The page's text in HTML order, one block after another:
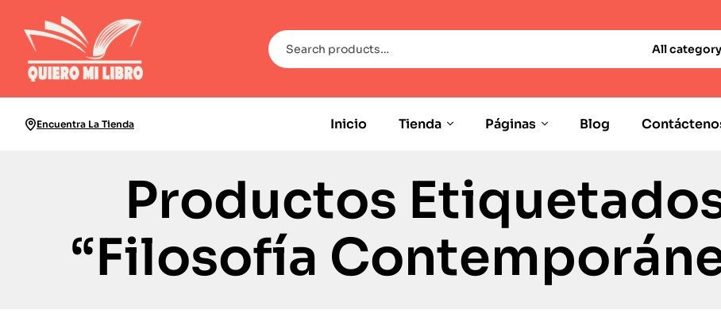
All category
Encuentra La Tienda Inicio Tienda Páginas Blog
Productos
“Filosofía